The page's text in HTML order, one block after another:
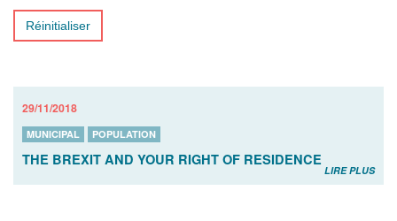
Réinitialiser
29/11/2018
MUNICIPAL POPULATION
THE BREXIT AND YOUR RIGHT OF RESIDENCE
LIRE PLUS